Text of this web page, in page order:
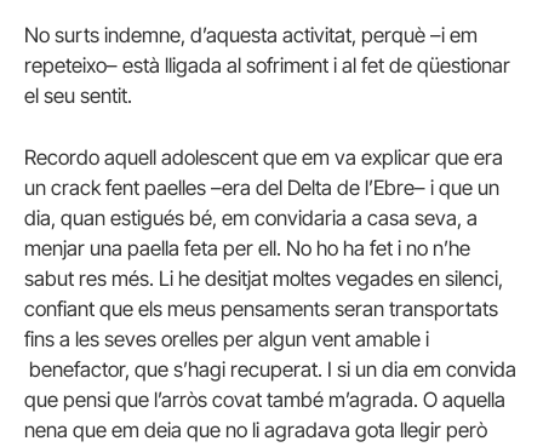
No surts indemne, d’aquesta activitat, perquè –i em
repeteixo– està lligada al sofriment i al fet de qüestionar
el seu sentit.
Recordo aquell adolescent que em va explicar que era
un crack fent paelles –era del Delta de l’Ebre– i que un
dia, quan estigués bé, em convidaria a casa seva, a
menjar una paella feta per ell. No ho ha fet i no n’he
sabut res més. Li he desitjat moltes vegades en silenci,
confiant que els meus pensaments seran transportats
fins a les seves orelles per algun vent amable i
benefactor, que s’hagi recuperat. I si un dia em convida
que pensi que l’arròs covat també m’agrada. O aquella
nena que em deia que no li agradava gota llegir però